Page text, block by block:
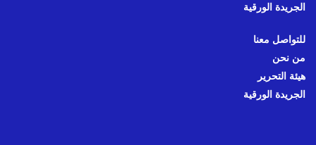
الجريدة الورقية
للتواصل معنا
من نحن
هيئة التحرير
الجريدة الورقية